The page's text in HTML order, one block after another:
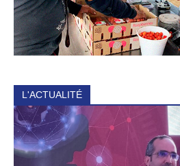
L'ACTUALITÉ